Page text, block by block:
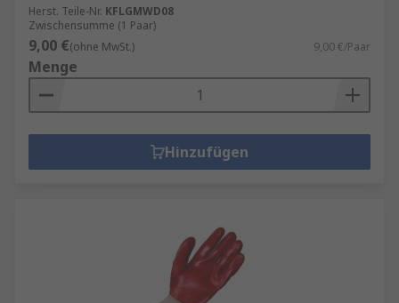
Herst. Teile-Nr. KFLGMWD08
Zwischensumme (1 Paar)
9,00 €(ohne MwSt.) 9,00 €/Paar
Menge
Hinzufügen